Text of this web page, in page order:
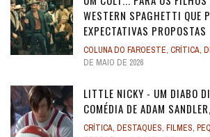
WESTERN SPAGHETTI QUE
EXPECTATIVAS PROPOSTAS
COLUNA DO FAROESTE, CRÍTICA,
DE MAIO DE 2026
LITTLE NICKY - UM DIABO
COMÉDIA DE ADAM
CRÍTICA, DESTAQUES, FILMES,